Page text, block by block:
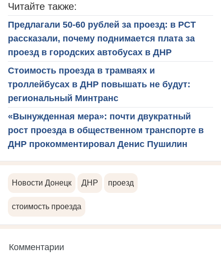
Читайте также:
Предлагали 50-60 рублей за проезд: в РСТ
рассказали, почему поднимается плата за
проезд в городских автобусах в ДНР
Стоимость проезда в трамваях и
троллейбусах в ДНР повышать не будут:
региональный Минтранс
«Вынужденная мера»: почти двукратный
рост проезда в общественном транспорте в
ДНР прокомментировал Денис Пушилин
Новости Донецк ДНР проезд
стоимость проезда
Комментарии